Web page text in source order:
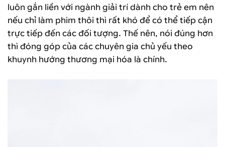
luôn gắn liền với ngành giải trí dành cho trẻ em nên
nếu chỉ làm phim thôi thì rất khó để có thể tiếp cận
trực tiếp đến các đối tượng. Thế nên, nói đúng hơn
thì đóng góp của các chuyên gia chủ yếu theo
khuynh hướng thương mại hóa là chính.